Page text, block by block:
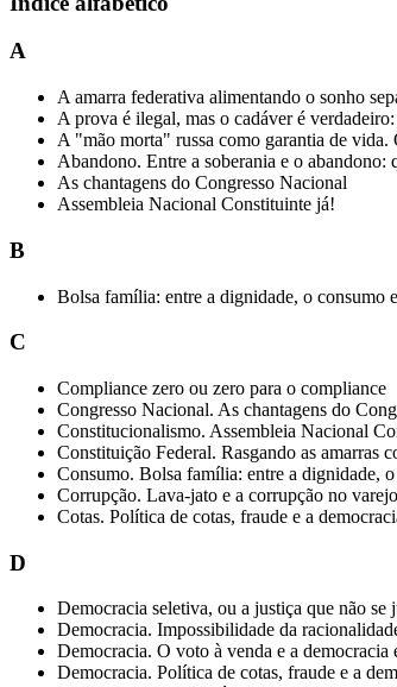
A
A amarra federativa alimentando o sonho
A prova é ilegal, mas o cadáver é
A "mão morta" russa como garantia de vida.
Abandono. Entre a soberania e o abandono:
As chantagens do Congresso Nacional
Assembleia Nacional Constituinte já!
B
Bolsa família: entre a dignidade, o consumo
C
Compliance zero ou zero para o compliance
Congresso Nacional. As chantagens do
Constitucionalismo. Assembleia Nacional
Constituição Federal. Rasgando as amarras
Consumo. Bolsa família: entre a dignidade,
Corrupção. Lava-jato e a corrupção no
Cotas. Política de cotas, fraude e a
D
Democracia seletiva, ou a justiça que não se
Democracia. Impossibilidade da
Democracia. O voto à venda e a
Democracia. Política de cotas, fraude e a